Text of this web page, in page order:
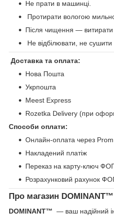
Не прати в машинці.
Протирати вологою
Після чищення — витирати
Не відбілювати, не
Доставка та оплата:
Нова Пошта
Укрпошта
Meest Express
Rozetka Delivery (при
Способи оплати:
Онлайн-оплата через
Накладений платіж
Переказ на карту-ключ
Розрахунковий рахунок
Про магазин
DOMINANT™ — ваш надійний